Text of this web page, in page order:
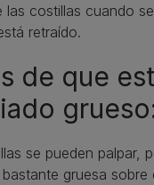
las costillas cuando
retraído.
de que
se pueden palpar,
gruesa sobre